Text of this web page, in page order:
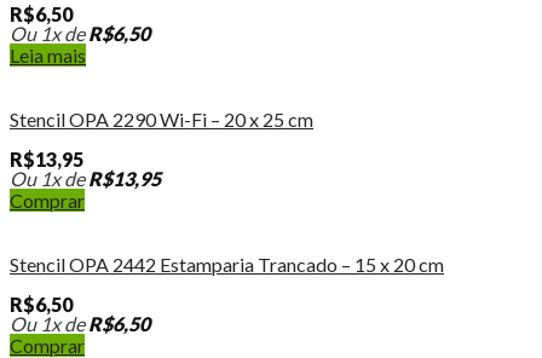
R$6,50
Ou 1x deR$6,50
Leia mais
Stencil OPA 2290 Wi-Fi – 20 x 25 cm
R$13,95
Ou 1x deR$13,95
Comprar
Stencil OPA 2442 Estamparia Trancado – 15 x 20 cm
R$6,50
Ou 1x deR$6,50
Comprar